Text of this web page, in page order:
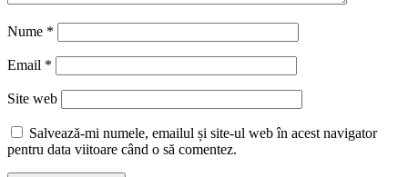
Nume *
Email *
Site web
Salvează-mi numele, emailul și site-ul web în acest navigator
pentru data viitoare când o să comentez.